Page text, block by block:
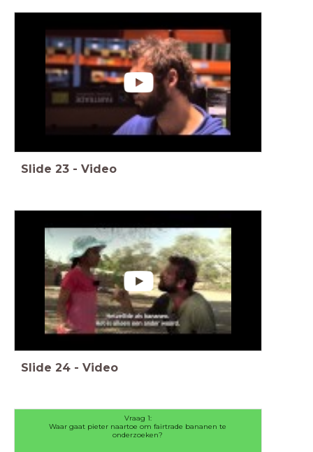
Slide 23 - Video
Slide 24 - Video
Vraag 1:
Waar gaat pieter naartoe om fairtrade bananen te
onderzoeken?